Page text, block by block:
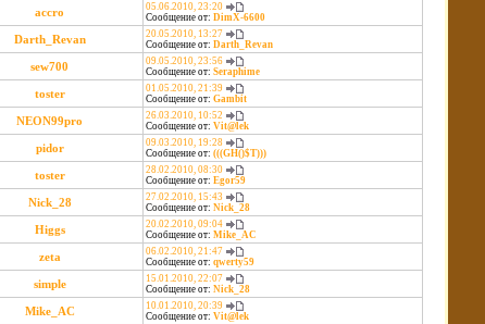
accro
05.06.2010, 23:20
Сообщение от: DimX-6600
Darth_Revan
20.05.2010, 13:27
Сообщение от: Darth_Revan
sew700
09.05.2010, 23:56
Сообщение от: Seraphime
toster
01.05.2010, 21:39
Сообщение от: Gambit
NEON99pro
26.03.2010, 10:52
Сообщение от: Vit@lek
pidor
09.03.2010, 19:28
Сообщение от: (((GH()$T)))
toster
28.02.2010, 08:30
Сообщение от: Egor59
Nick_28
27.02.2010, 15:43
Сообщение от: Nick_28
Higgs
20.02.2010, 09:04
Сообщение от: Mike_AC
zeta
06.02.2010, 21:47
Сообщение от: qwerty59
simple
15.01.2010, 22:07
Сообщение от: Nick_28
Mike_AC
10.01.2010, 20:39
Сообщение от: Vit@lek